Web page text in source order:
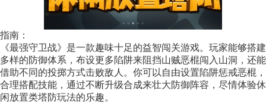
指南：
《最强守卫战》是一款趣味十足的益智闯关游戏。玩家能够搭建
多样的防御体系，布设更多陷阱来阻挡山贼恶棍闯入山洞，还能
借助不同的投掷方式击败敌人。你可以自由设置陷阱惩戒恶棍，
合理搭配技能，通过不断升级合成来壮大防御阵容，尽情体验休
闲放置类塔防玩法的乐趣。